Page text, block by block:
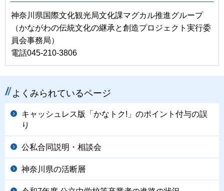
神奈川県国際文化観光局文化課マグカル推進グループ
（かながわの伝統文化の継承と創造プロジェクト実行委
員会事務局）
電話045-210-3806
よくみられているページ
キャッシュレス版「かなトク!」のポイント付与の誤
り
公私合同説明・相談会
神奈川県の活断層